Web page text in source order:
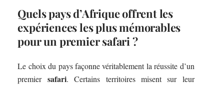
Quels pays d’Afrique offrent les
expériences les plus mémorables
pour un premier safari ?
Le choix du pays façonne véritablement la réussite d’un
premier safari. Certains territoires misent sur leur